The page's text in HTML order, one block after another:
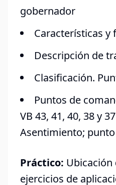
gobernador
Características y
Descripción de
Clasificación.
Puntos de
VB 43, 41, 40, 38 y
Asentimiento;
Práctico: Ubicación
ejercicios de